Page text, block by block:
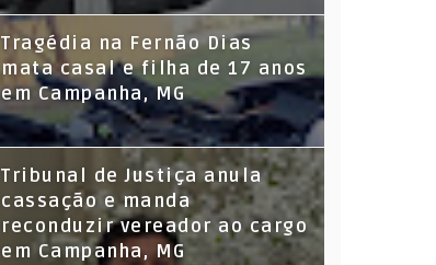
Tragédia na Fernão Dias
mata casal e filha de 17 anos
em Campanha, MG
Tribunal de Justiça anula
cassação e manda
reconduzir vereador ao cargo
em Campanha, MG